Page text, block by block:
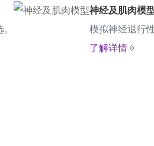
神经及肌肉模
模拟神经退行
了解详情